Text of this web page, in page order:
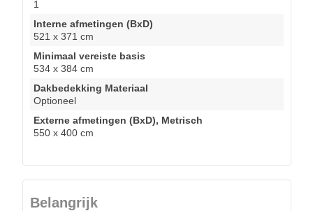
1
Interne afmetingen (BxD)
521 x 371 cm
Minimaal vereiste basis
534 x 384 cm
Dakbedekking Materiaal
Optioneel
Externe afmetingen (BxD), Metrisch
550 x 400 cm
Belangrijk